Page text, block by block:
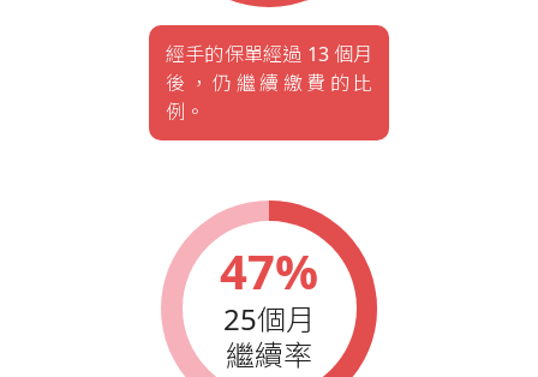
經手的保單經過 13 個月
後，仍繼續繳費的比
例。
47%
25個月
繼續率